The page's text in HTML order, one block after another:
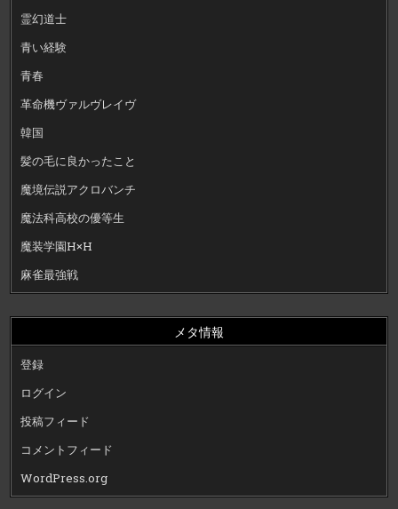
霊幻道士
青い経験
青春
革命機ヴァルヴレイヴ
韓国
髪の毛に良かったこと
魔境伝説アクロバンチ
魔法科高校の優等生
魔装学園H×H
麻雀最強戦
メタ情報
登録
ログイン
投稿フィード
コメントフィード
WordPress.org